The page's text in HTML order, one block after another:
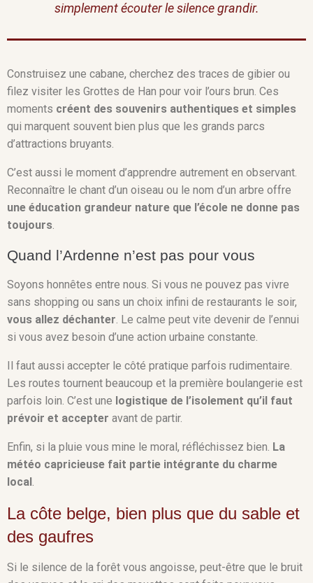
simplement écouter le silence grandir.
Construisez une cabane, cherchez des traces de gibier ou
filez visiter les Grottes de Han pour voir l’ours brun. Ces
moments créent des souvenirs authentiques et simples
qui marquent souvent bien plus que les grands parcs
d’attractions bruyants.
C’est aussi le moment d’apprendre autrement en observant.
Reconnaître le chant d’un oiseau ou le nom d’un arbre offre
une éducation grandeur nature que l’école ne donne pas
toujours.
Quand l’Ardenne n’est pas pour vous
Soyons honnêtes entre nous. Si vous ne pouvez pas vivre
sans shopping ou sans un choix infini de restaurants le soir,
vous allez déchanter. Le calme peut vite devenir de l’ennui
si vous avez besoin d’une action urbaine constante.
Il faut aussi accepter le côté pratique parfois rudimentaire.
Les routes tournent beaucoup et la première boulangerie est
parfois loin. C’est une logistique de l’isolement qu’il faut
prévoir et accepter avant de partir.
Enfin, si la pluie vous mine le moral, réfléchissez bien. La
météo capricieuse fait partie intégrante du charme
local .
La côte belge, bien plus que du sable et
des gaufres
Si le silence de la forêt vous angoisse, peut-être que le bruit